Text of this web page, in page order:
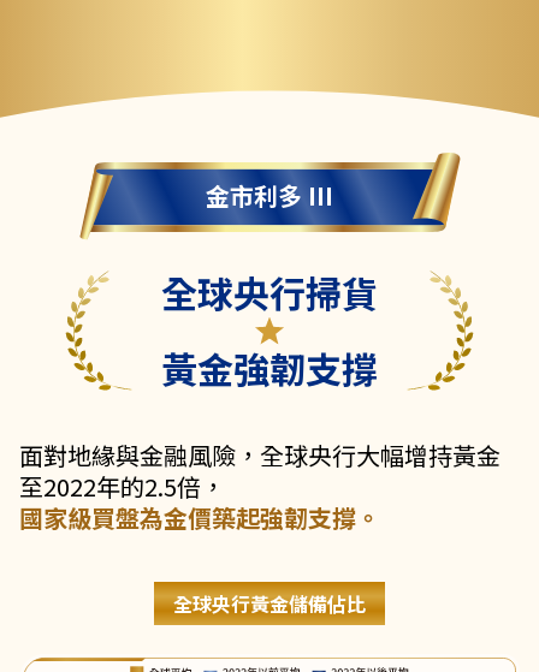
金市利多 III
全球央行掃貨
黃金強韌支撐
面對地緣與金融風險，全球央行大幅增持黃金
至2022年的2.5倍，
國家級買盤為金價築起強韌支撐。
全球央行黃金儲備佔比